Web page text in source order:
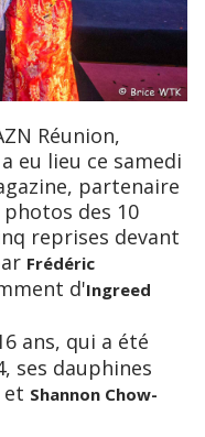
eu lieu ce samedi
partenaire
des 10
reprises devant
Frédéric
d'Ingreed
ans, qui a été
ses dauphines
et Shannon Chow-